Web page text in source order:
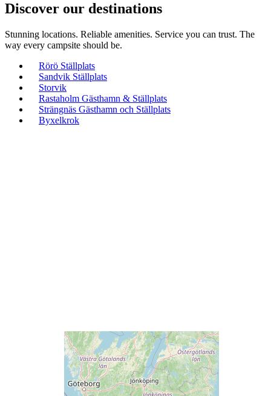
Discover our destinations
Stunning locations. Reliable amenities. Service you can trust. The
way every campsite should be.
Rörö Ställplats
Sandvik Ställplats
Storvik
Rastaholm Gästhamn & Ställplats
Strängnäs Gästhamn och Ställplats
Byxelkrok